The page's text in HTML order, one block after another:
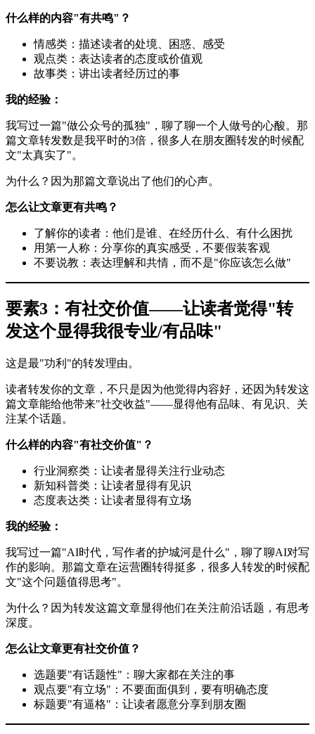
什么样的内容"有共鸣"？
情感类：描述读者的处境、困惑、感受
观点类：表达读者的态度或价值观
故事类：讲出读者经历过的事
我的经验：
我写过一篇"做公众号的孤独"，聊了聊一个人做号的心酸。那
篇文章转发数是我平时的3倍，很多人在朋友圈转发的时候配
文"太真实了"。
为什么？因为那篇文章说出了他们的心声。
怎么让文章更有共鸣？
了解你的读者：他们是谁、在经历什么、有什么困扰
用第一人称：分享你的真实感受，不要假装客观
不要说教：表达理解和共情，而不是"你应该怎么做"
要素3：有社交价值——让读者觉得"转
发这个显得我很专业/有品味"
这是最"功利"的转发理由。
读者转发你的文章，不只是因为他觉得内容好，还因为转发这
篇文章能给他带来"社交收益"——显得他有品味、有见识、关
注某个话题。
什么样的内容"有社交价值"？
行业洞察类：让读者显得关注行业动态
新知科普类：让读者显得有见识
态度表达类：让读者显得有立场
我的经验：
我写过一篇"AI时代，写作者的护城河是什么"，聊了聊AI对写
作的影响。那篇文章在运营圈转得挺多，很多人转发的时候配
文"这个问题值得思考"。
为什么？因为转发这篇文章显得他们在关注前沿话题，有思考
深度。
怎么让文章更有社交价值？
选题要"有话题性"：聊大家都在关注的事
观点要"有立场"：不要面面俱到，要有明确态度
标题要"有逼格"：让读者愿意分享到朋友圈